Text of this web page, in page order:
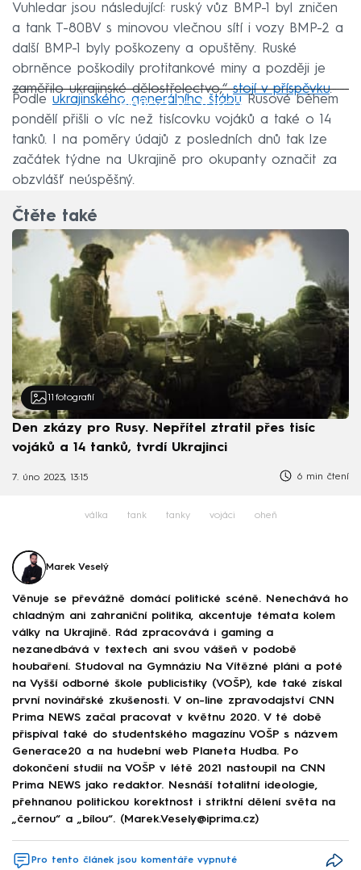
Vuhledar jsou následující: ruský vůz BMP-1 byl zničen
a tank T-80BV s minovou vlečnou sítí i vozy BMP-2 a
další BMP-1 byly poškozeny a opuštěny. Ruské
obrněnce poškodily protitankové miny a později je
zaměřilo ukrajinské dělostřelectvo,“stojí v příspěvku.
Failed to fetch
Podle ukrajinského generálního štábu Rusové během
pondělí přišli o víc než tisícovku vojáků a také o 14
tanků. I na poměry údajů z posledních dnů tak lze
začátek týdne na Ukrajině pro okupanty označit za
obzvlášť neúspěšný.
Čtěte také
11 fotografií
Den zkázy pro Rusy. Nepřítel ztratil přes tisíc
vojáků a 14 tanků, tvrdí Ukrajinci
7. úno 2023, 13:15 6 min čtení
válka tank tanky vojáci oheň
Marek Veselý
Věnuje se převážně domácí politické scéně. Nenechává ho
chladným ani zahraniční politika, akcentuje témata kolem
války na Ukrajině. Rád zpracovává i gaming a
nezanedbává v textech ani svou vášeň v podobě
houbaření. Studoval na Gymnáziu Na Vítězné pláni a poté
na Vyšší odborné škole publicistiky (VOŠP), kde také získal
první novinářské zkušenosti. V on-line zpravodajství CNN
Prima NEWS začal pracovat v květnu 2020. V té době
přispíval také do studentského magazínu VOŠP s názvem
Generace20 a na hudební web Planeta Hudba. Po
dokončení studií na VOŠP v létě 2021 nastoupil na CNN
Prima NEWS jako redaktor. Nesnáší totalitní ideologie,
přehnanou politickou korektnost i striktní dělení světa na
„černou“ a „bílou“. (Marek.Vesely@iprima.cz)
Pro tento článek jsou komentáře vypnuté